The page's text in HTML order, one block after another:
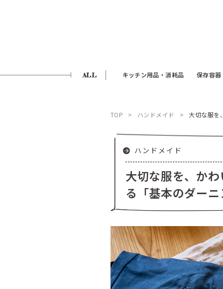
ALL キッチン用品・消耗品 保存容器
TOP ハンドメイド 大切な服を
ハンドメイド
大切な服を、か
る「基本のダー